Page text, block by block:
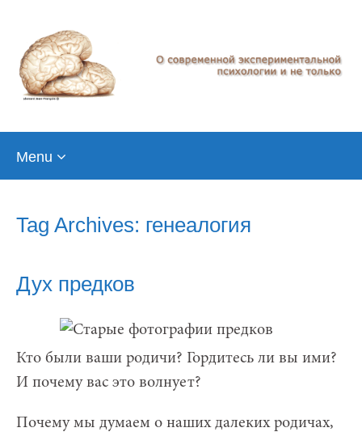
Menu
Tag Archives: генеалогия
Дух предков
Кто были ваши родичи? Гордитесь ли вы ими?
И почему вас это волнует?
Почему мы думаем о наших далеких родичах,